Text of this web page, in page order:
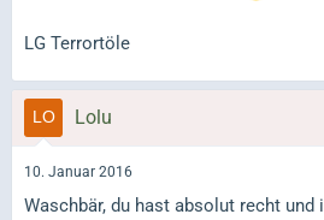
LG Terrortöle
Lolu
10. Januar 2016
Waschbär, du hast absolut recht und